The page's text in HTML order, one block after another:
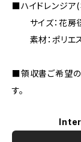
■ハイドレンジア(
サイズ：花房
素材：ポリエ
■領収書ご希望の
す。